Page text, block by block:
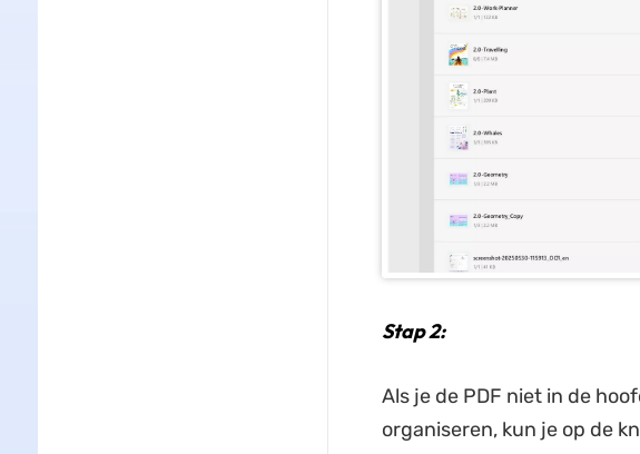
Stap 2:
Als je de PDF niet in de
organiseren, kun je op de